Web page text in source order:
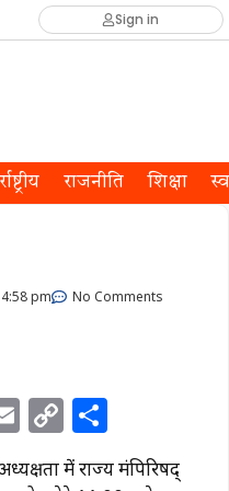
Sign in
राजनीति शिक्षा
4:58 pm No Comments
E C
o h
में राज्य मंत्रिपरिषद्